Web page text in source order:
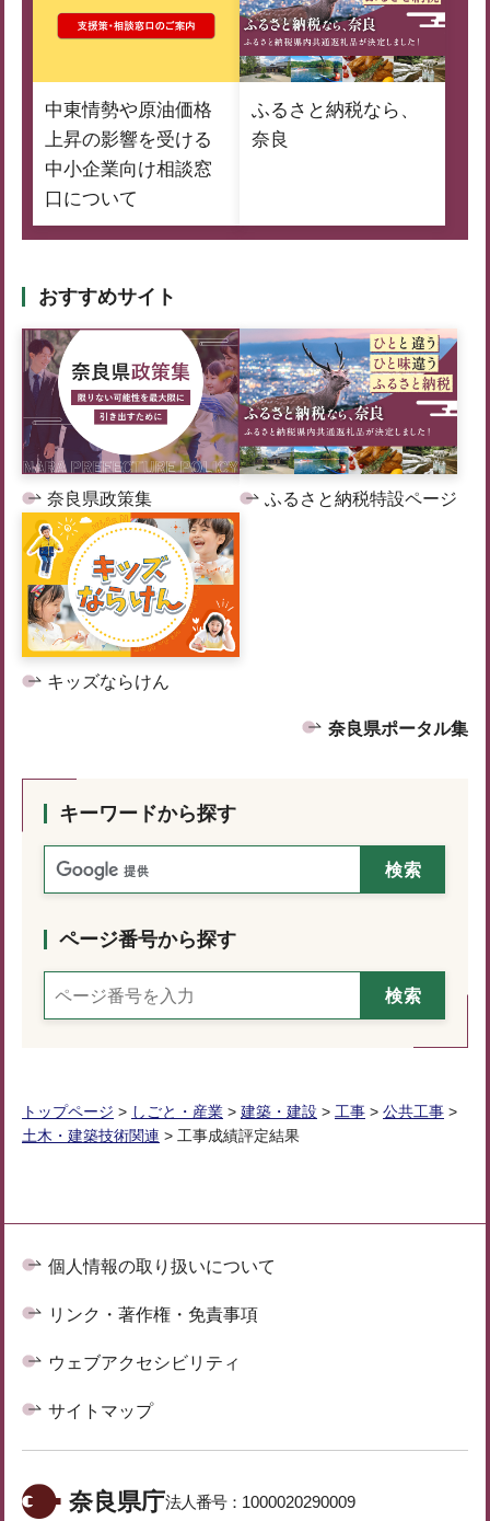
中東情勢や原油価格
上昇の影響を受ける
中小企業向け相談窓
口について
ふるさと納税なら、
奈良
おすすめサイト
奈良県政策集 ふるさと納税特設ページ
キッズならけん
奈良県ポータル集
キーワードから探す
ページ番号から探す
トップページ > しごと・産業 > 建築・建設 > 工事 > 公共工事 >
土木・建築技術関連 > 工事成績評定結果
個人情報の取り扱いについて
リンク・著作権・免責事項
ウェブアクセシビリティ
サイトマップ
奈良県庁法人番号： 1000020290009